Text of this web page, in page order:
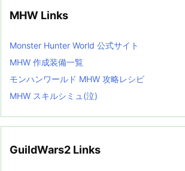
MHW Links
Monster Hunter World 公式サイト
MHW 作成装備一覧
モンハンワールド MHW 攻略レシピ
MHW スキルシミュ(泣)
GuildWars2 Links